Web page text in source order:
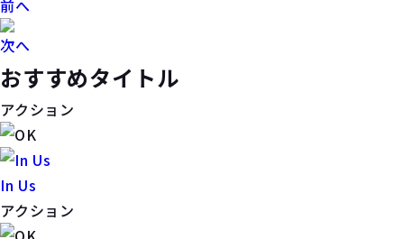
前へ
次へ
おすすめタイトル
アクション
In Us
アクション